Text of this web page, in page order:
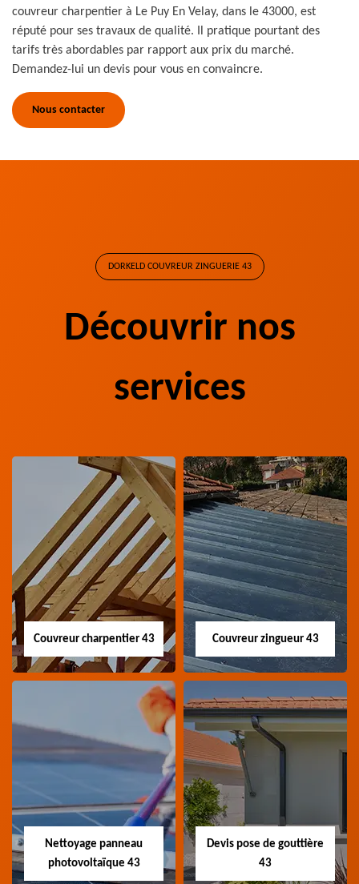
couvreur charpentier à Le Puy En Velay, dans le 43000, est
réputé pour ses travaux de qualité. Il pratique pourtant des
tarifs très abordables par rapport aux prix du marché.
Demandez-lui un devis pour vous en convaincre.
Nous contacter
DORKELD COUVREUR ZINGUERIE 43
Découvrir nos
services
Couvreur charpentier 43
Couvreur
charpentier 43
Artisan couvreur
charpentier 43 Haute-
Couvreur zingueur 43
Couvreur zingueur
Artisan couvreur
zingueur 43 Haute-Loire
Nettoyage panneau
photovoltaïque 43
Devis pose de gouttière
43